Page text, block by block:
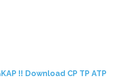
!! Download CP TP ATP